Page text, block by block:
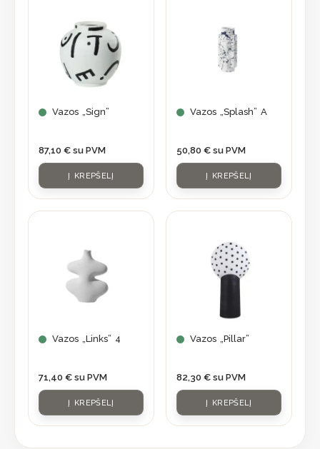
Vazos „Sign”
87,10 € su PVM
Į KREPŠELĮ
Vazos „Splash” A
50,80 € su PVM
Į KREPŠELĮ
Vazos „Links” 4
71,40 € su PVM
Į KREPŠELĮ
Vazos „Pillar”
82,30 € su PVM
Į KREPŠELĮ